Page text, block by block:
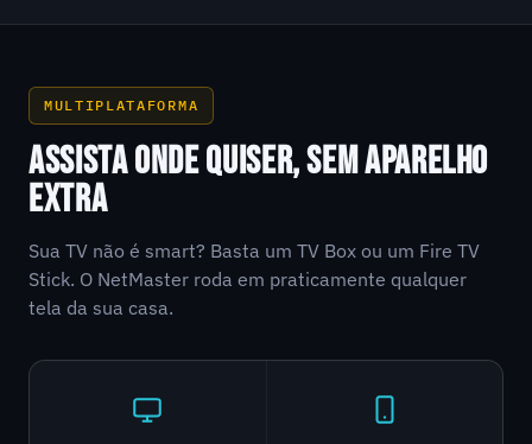
MULTIPLATAFORMA
ASSISTA ONDE QUISER, SEM APARELHO
EXTRA
Sua TV não é smart? Basta um TV Box ou um Fire TV
Stick. O NetMaster roda em praticamente qualquer
tela da sua casa.